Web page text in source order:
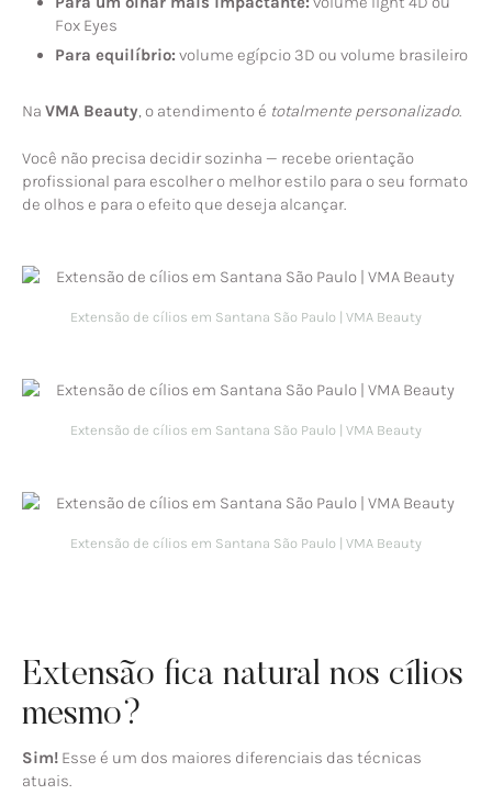
Fox Eyes
Para equilíbrio: volume egípcio 3D ou volume brasileiro
Na VMA Beauty , o atendimento é totalmente personalizado.
Você não precisa decidir sozinha — recebe orientação
profissional para escolher o melhor estilo para o seu formato
de olhos e para o efeito que deseja alcançar.
Extensão de cílios em Santana São Paulo | VMA Beauty
Extensão de cílios em Santana São Paulo | VMA Beauty
Extensão de cílios em Santana São Paulo | VMA Beauty
Extensão fica natural nos cílios
mesmo?
Sim! Esse é um dos maiores diferenciais das técnicas
atuais.